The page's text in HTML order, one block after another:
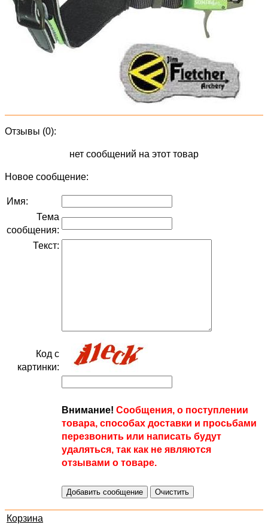
Отзывы (0):
нет сообщений на этот товар
Новое сообщение:
Имя:
Тема
сообщения:
Текст:
Код с
картинки:
Внимание! Сообщения, о поступлении
товара, способах доставки и просьбами
перезвонить или написать будут
удаляться, так как не являются
отзывами о товаре.
Корзина